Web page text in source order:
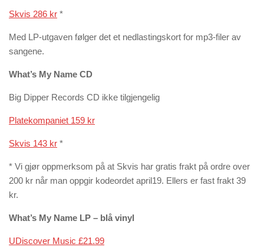
Skvis 286 kr *
Med LP-utgaven følger det et nedlastingskort for mp3-filer av
sangene.
What’s My Name CD
Big Dipper Records CD ikke tilgjengelig
Platekompaniet 159 kr
Skvis 143 kr *
* Vi gjør oppmerksom på at Skvis har gratis frakt på ordre over
200 kr når man oppgir kodeordet april19. Ellers er fast frakt 39
kr.
What’s My Name LP – blå vinyl
UDiscover Music £21.99